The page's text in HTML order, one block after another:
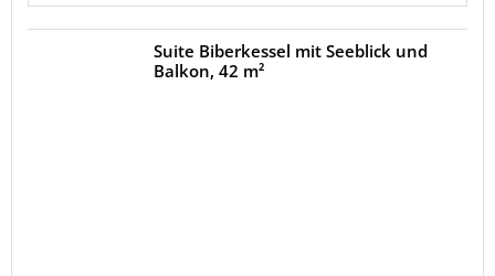
Suite Biberkessel mit Seeblick und
Balkon, 42 m²